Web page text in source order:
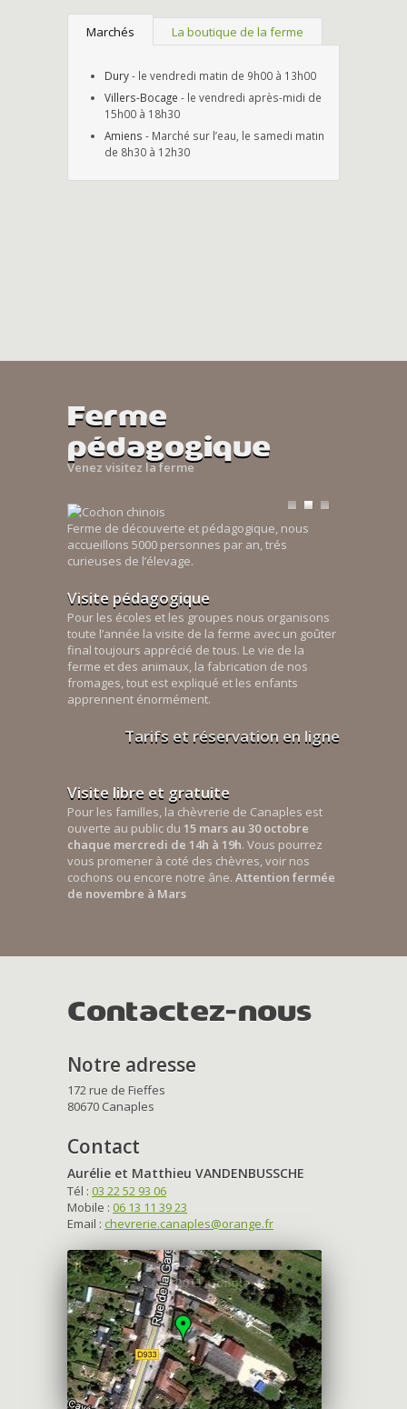
Marchés La boutique de la ferme
Dury- le vendredi matin de 9h00 à 13h00
Villers-Bocage - le vendredi après-midi de
15h00 à 18h30
Amiens - Marché sur l’eau, le samedi matin
de 8h30 à 12h30
Ferme
pédagogique
Venez visitez la ferme
Ferme de découverte et pédagogique, nous
accueillons 5000 personnes par an, trés
curieuses de l’élevage.
Visite pédagogique
Pour les écoles et les groupes nous organisons
toute l’année la visite de la ferme avec un goûter
final toujours apprécié de tous. Le vie de la
ferme et des animaux, la fabrication de nos
fromages, tout est expliqué et les enfants
apprennent énormément.
Tarifs et réservation en ligne
Visite libre et gratuite
Pour les familles, la chèvrerie de Canaples est
ouverte au public du 15 mars au 30 octobre
chaque mercredi de 14h à 19h. Vous pourrez
vous promener à coté des chèvres, voir nos
cochons ou encore notre âne. Attention fermée
de novembre à Mars
Contactez-nous
Notre adresse
172 rue de Fieffes
80670 Canaples
Contact
Aurélie et Matthieu VANDENBUSSCHE
Tél : 03 22 52 93 06
Mobile : 06 13 11 39 23
Email : chevrerie.canaples@orange.fr